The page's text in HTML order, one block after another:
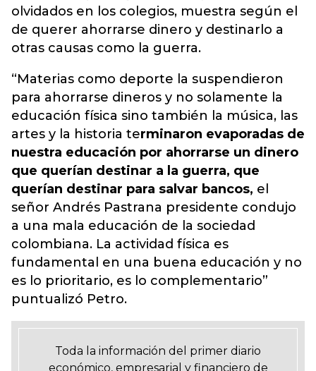
olvidados en los colegios, muestra según el
de querer ahorrarse dinero y destinarlo a
otras causas como la guerra.
“Materias como deporte la suspendieron
para ahorrarse dineros y no solamente la
educación física sino también la música, las
artes y la historia terminaron evaporadas de
nuestra educación por ahorrarse un dinero
que querían destinar a la guerra, que
querían destinar para salvar bancos, el
señor Andrés Pastrana presidente condujo
a una mala educación de la sociedad
colombiana. La actividad física es
fundamental en una buena educación y no
es lo prioritario, es lo complementario”
puntualizó Petro.
Toda la información del primer diario
económico, empresarial y financiero de